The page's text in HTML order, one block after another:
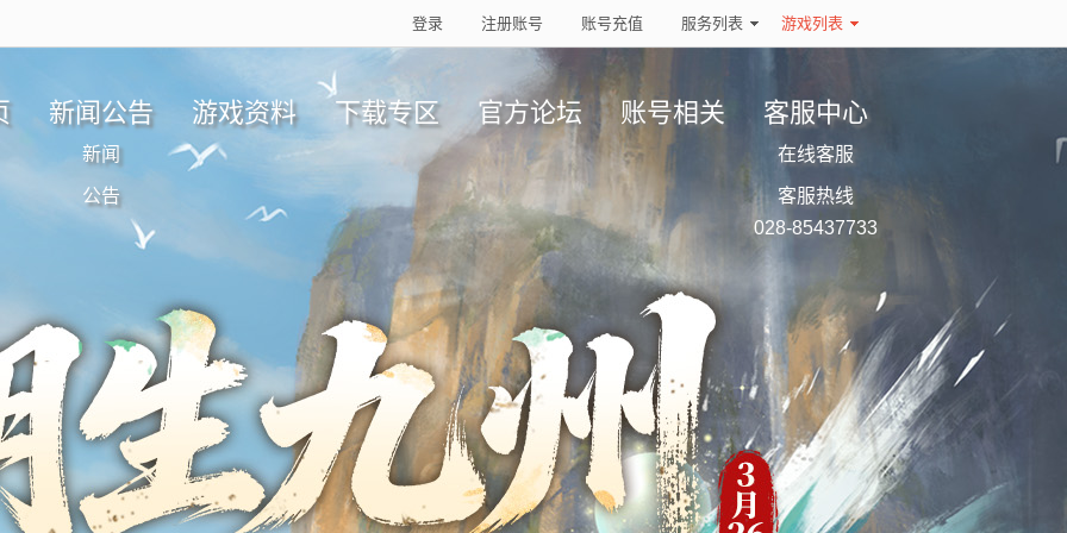
登录 注册账号 账号充值 服务列表 游戏列表
新闻公告
新闻
公告
游戏资料 下载专区 官方论坛 账号相关 客服中心
在线客服
客服热线
028-85437733